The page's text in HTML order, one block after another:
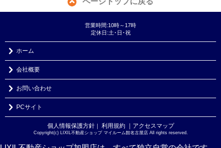
営業時間:10時～17時
定休日:土･日･祝
ホーム
会社概要
お問い合わせ
PCサイト
個人情報保護方針｜ 利用規約 ｜アクセスマップ
Copyright(c) LIXIL不動産ショップ マイルーム館名古屋店 All rights reserved.